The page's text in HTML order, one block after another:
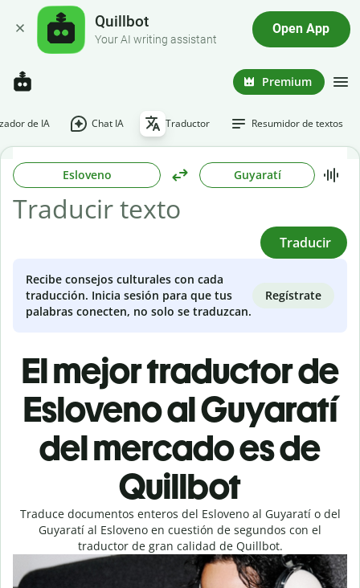
Quillbot
Your AI writing assistant
Open App
Premium
de IA Chat IA Traductor Resumidor de textos
Esloveno Guyaratí
Traducir
Recibe consejos culturales con cada
traducción. Inicia sesión para que tus
palabras conecten, no solo se traduzcan.
Regístrate
El mejor traductor de
Esloveno al Guyaratí
del mercado es de
Quillbot
Traduce documentos enteros del Esloveno al Guyaratí o del
Guyaratí al Esloveno en cuestión de segundos con el
traductor de gran calidad de Quillbot.